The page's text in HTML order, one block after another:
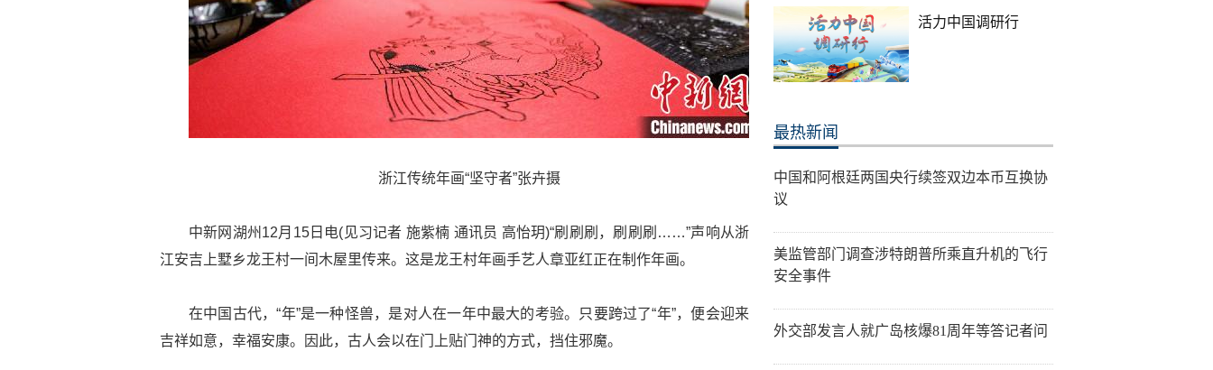
浙江传统年画“坚守者”张卉摄
中新网湖州12月15日电(见习记者 施紫楠 通讯员 高怡玥)“刷刷刷，刷刷刷……”声响从浙
江安吉上墅乡龙王村一间木屋里传来。这是龙王村年画手艺人章亚红正在制作年画。
在中国古代，“年”是一种怪兽，是对人在一年中最大的考验。只要跨过了“年”，便会迎来
吉祥如意，幸福安康。因此，古人会以在门上贴门神的方式，挡住邪魔。
活力中国调研行
最热新闻
中国和阿根廷两国央行续签双边本币互换协
议
美监管部门调查涉特朗普所乘直升机的飞行
安全事件
外交部发言人就广岛核爆81周年等答记者问